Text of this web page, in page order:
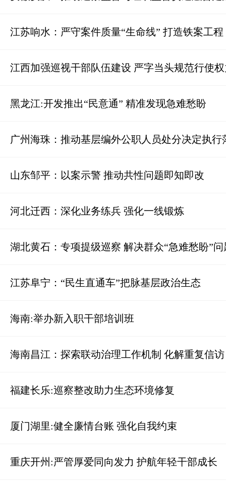
江苏响水：严守案件质量“生命线” 打造铁案工程
江西加强巡视干部队伍建设 严字当头规范行使
黑龙江:开发推出“民意通” 精准发现急难愁盼
广州海珠：推动基层编外公职人员处分决定执行
山东邹平：以案示警 推动共性问题即知即改
河北迁西：深化业务练兵 强化一线锻炼
湖北黄石：专项提级巡察 解决群众“急难愁盼”问
江苏阜宁：“民生直通车”把脉基层政治生态
海南:举办新入职干部培训班
海南昌江：探索联动治理工作机制 化解重复信访
福建长乐:巡察整改助力生态环境修复
厦门湖里:健全廉情台账 强化自我约束
重庆开州:严管厚爱同向发力 护航年轻干部成长